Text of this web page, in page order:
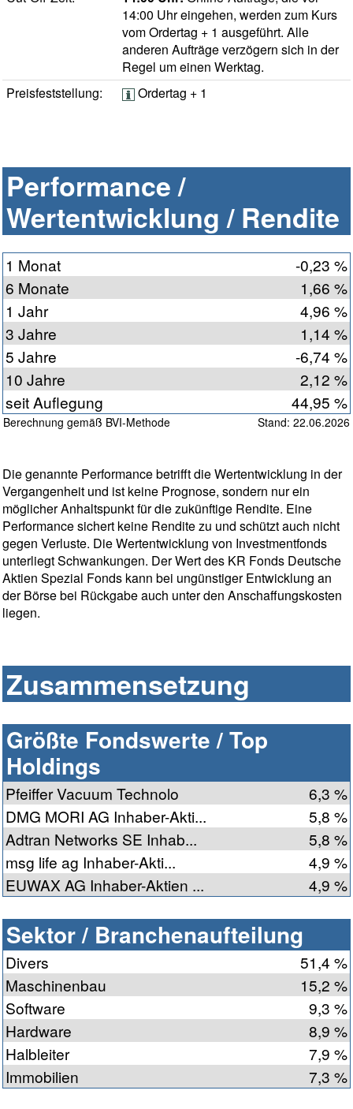
14:00 Uhr eingehen, werden zum Kurs
vom Ordertag + 1 ausgeführt. Alle
anderen Aufträge verzögern sich in der
Regel um einen Werktag.
Preisfeststellung:
Ordertag + 1
Performance /
Wertentwicklung / Rendite
1 Monat
-0,23 %
6 Monate
1,66 %
1 Jahr
4,96 %
3 Jahre
1,14 %
5 Jahre
-6,74 %
10 Jahre
2,12 %
seit Auflegung
44,95 %
Berechnung gemäß BVI-Methode Stand: 22.06.2026
Die genannte Performance betrifft die Wertentwicklung in der
Vergangenheit und ist keine Prognose, sondern nur ein
möglicher Anhaltspunkt für die zukünftige Rendite. Eine
Performance sichert keine Rendite zu und schützt auch nicht
gegen Verluste. Die Wertentwicklung von Investmentfonds
unterliegt Schwankungen. Der Wert des KR Fonds Deutsche
Aktien Spezial Fonds kann bei ungünstiger Entwicklung an
der Börse bei Rückgabe auch unter den Anschaffungskosten
liegen.
Zusammensetzung
Größte Fondswerte / Top
Holdings
Pfeiffer Vacuum Technolo
6,3 %
DMG MORI AG Inhaber-Akti...
5,8 %
Adtran Networks SE Inhab...
5,8 %
msg life ag Inhaber-Akti...
4,9 %
EUWAX AG Inhaber-Aktien ...
4,9 %
Sektor / Branchenaufteilung
Divers
51,4 %
Maschinenbau
15,2 %
Software
9,3 %
Hardware
8,9 %
Halbleiter
7,9 %
Immobilien
7,3 %